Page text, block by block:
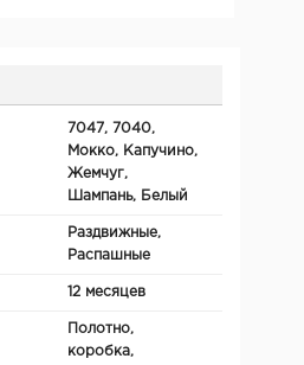
7047, 7040,
Мокко, Капучино,
Жемчуг,
Шампань, Белый
Раздвижные,
Распашные
12 месяцев
Полотно,
коробка,